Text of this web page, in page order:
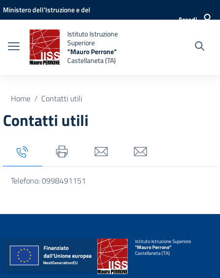
Vai ai contenuti
Vai al menu di navigazione
Vai al footer
Ministero dell'Istruzione e del
Accedi
Istituto Istruzione
Superiore
"Mauro Perrone"
Castellaneta (TA)
Home Contatti utili
Contatti utili
Tab titolo 1Tab titolo 2Tab titolo 3Tab titolo 4
Telefono: 0998491151
Istituto Istruzione Superiore
"Mauro Perrone"
Castellaneta (TA)